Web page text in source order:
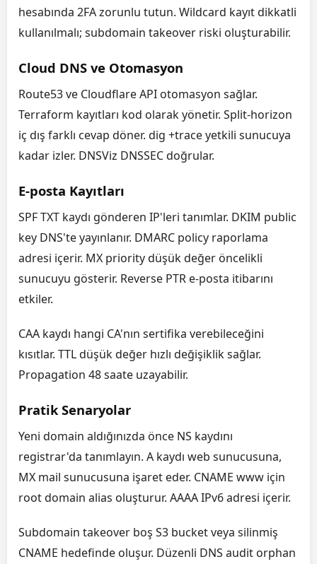
hesabında 2FA zorunlu tutun. Wildcard kayıt dikkatli
kullanılmalı; subdomain takeover riski oluşturabilir.
Cloud DNS ve Otomasyon
Route53 ve Cloudflare API otomasyon sağlar.
Terraform kayıtları kod olarak yönetir. Split-horizon
iç dış farklı cevap döner. dig +trace yetkili sunucuya
kadar izler. DNSViz DNSSEC doğrular.
E-posta Kayıtları
SPF TXT kaydı gönderen IP'leri tanımlar. DKIM public
key DNS'te yayınlanır. DMARC policy raporlama
adresi içerir. MX priority düşük değer öncelikli
sunucuyu gösterir. Reverse PTR e-posta itibarını
etkiler.
CAA kaydı hangi CA'nın sertifika verebileceğini
kısıtlar. TTL düşük değer hızlı değişiklik sağlar.
Propagation 48 saate uzayabilir.
Pratik Senaryolar
Yeni domain aldığınızda önce NS kaydını
registrar'da tanımlayın. A kaydı web sunucusuna,
MX mail sunucusuna işaret eder. CNAME www için
root domain alias oluşturur. AAAA IPv6 adresi içerir.
Subdomain takeover boş S3 bucket veya silinmiş
CNAME hedefinde oluşur. Düzenli DNS audit orphan